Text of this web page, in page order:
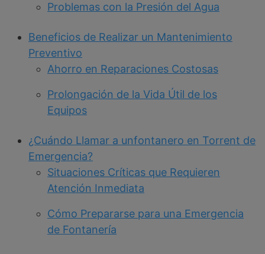
Problemas con la Presión del Agua
Beneficios de Realizar un Mantenimiento
Preventivo
Ahorro en Reparaciones Costosas
Prolongación de la Vida Útil de los
Equipos
¿Cuándo Llamar a unfontanero en Torrent de
Emergencia?
Situaciones Críticas que Requieren
Atención Inmediata
Cómo Prepararse para una Emergencia
de Fontanería